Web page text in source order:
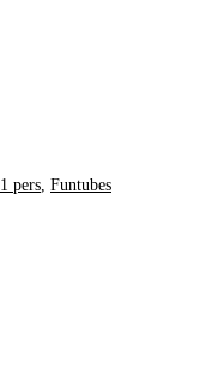
1 pers, Funtubes